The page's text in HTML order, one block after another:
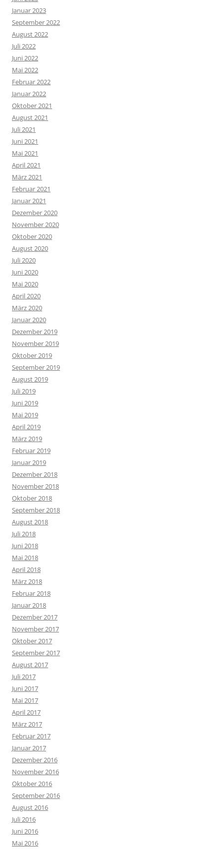
Januar 2023
September 2022
August 2022
Juli 2022
Juni 2022
Mai 2022
Februar 2022
Januar 2022
Oktober 2021
August 2021
Juli 2021
Juni 2021
Mai 2021
April 2021
März 2021
Februar 2021
Januar 2021
Dezember 2020
November 2020
Oktober 2020
August 2020
Juli 2020
Juni 2020
Mai 2020
April 2020
März 2020
Januar 2020
Dezember 2019
November 2019
Oktober 2019
September 2019
August 2019
Juli 2019
Juni 2019
Mai 2019
April 2019
März 2019
Februar 2019
Januar 2019
Dezember 2018
November 2018
Oktober 2018
September 2018
August 2018
Juli 2018
Juni 2018
Mai 2018
April 2018
März 2018
Februar 2018
Januar 2018
Dezember 2017
November 2017
Oktober 2017
September 2017
August 2017
Juli 2017
Juni 2017
Mai 2017
April 2017
März 2017
Februar 2017
Januar 2017
Dezember 2016
November 2016
Oktober 2016
September 2016
August 2016
Juli 2016
Juni 2016
Mai 2016